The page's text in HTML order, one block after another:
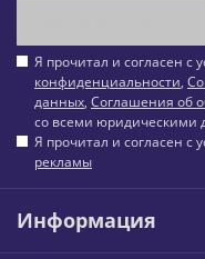
Я прочитал и согласен с
конфиденциальности,
данных, Соглашения об
со всеми юридическими
Я прочитал и согласен с
рекламы
Информация